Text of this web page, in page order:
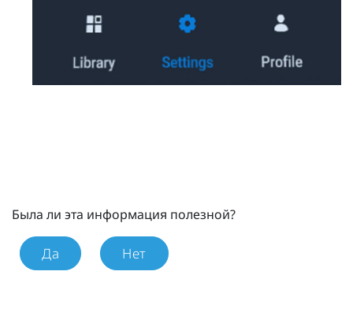
Была ли эта информация полезной?
Да Нет